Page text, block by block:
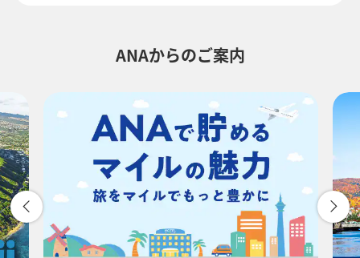
時間帯指定なし
経由地および乗り継ぎ所要時間を追加する
復路出発日および時間帯
ANAからのご案内